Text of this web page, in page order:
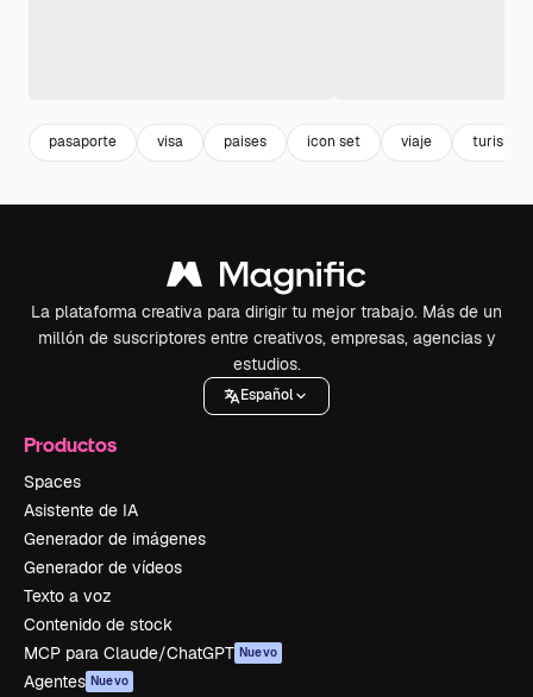
pasaporte visa paises icon set viaje turismo
La plataforma creativa para dirigir tu mejor trabajo. Más de un
millón de suscriptores entre creativos, empresas, agencias y
estudios.
Español
Productos
Spaces
Asistente de IA
Generador de imágenes
Generador de vídeos
Texto a voz
Contenido de stock
MCP para Claude/ChatGPT Nuevo
Agentes Nuevo